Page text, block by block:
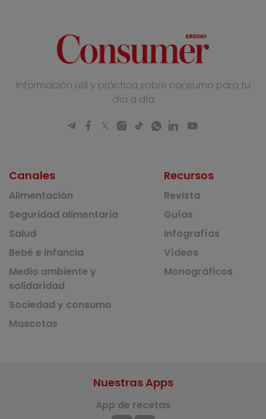
Información útil y práctica sobre consumo para tu
día a día
Canales
Alimentación
Seguridad alimentaria
Salud
Bebé e infancia
Medio ambiente y
solidaridad
Sociedad y consumo
Mascotas
Recursos
Revista
Guías
Infografías
Vídeos
Monográficos
Nuestras Apps
App de recetas